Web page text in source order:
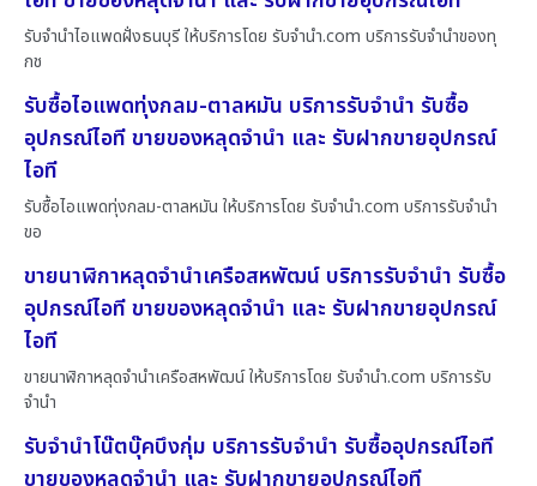
รับจำนำไอแพดฝั่งธนบุรี ให้บริการโดย รับจํานํา.com บริการรับจำนำของทุ
กช
รับซื้อไอแพดทุ่งกลม-ตาลหมัน บริการรับจำนำ รับซื้อ
อุปกรณ์ไอที ขายของหลุดจำนำ และ รับฝากขายอุปกรณ์
ไอที
รับซื้อไอแพดทุ่งกลม-ตาลหมัน ให้บริการโดย รับจํานํา.com บริการรับจำนำ
ขอ
ขายนาฬิกาหลุดจำนำเครือสหพัฒน์ บริการรับจำนำ รับซื้อ
อุปกรณ์ไอที ขายของหลุดจำนำ และ รับฝากขายอุปกรณ์
ไอที
ขายนาฬิกาหลุดจำนำเครือสหพัฒน์ ให้บริการโดย รับจํานํา.com บริการรับ
จำนำ
รับจำนำโน๊ตบุ๊คบึงกุ่ม บริการรับจำนำ รับซื้ออุปกรณ์ไอที
ขายของหลุดจำนำ และ รับฝากขายอุปกรณ์ไอที